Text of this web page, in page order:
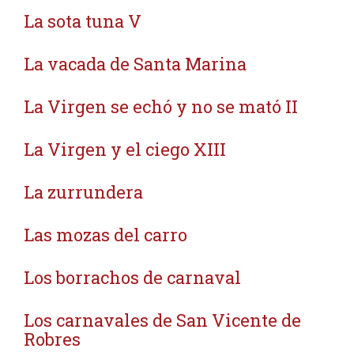
La sota tuna V
La vacada de Santa Marina
La Virgen se echó y no se mató II
La Virgen y el ciego XIII
La zurrundera
Las mozas del carro
Los borrachos de carnaval
Los carnavales de San Vicente de
Robres